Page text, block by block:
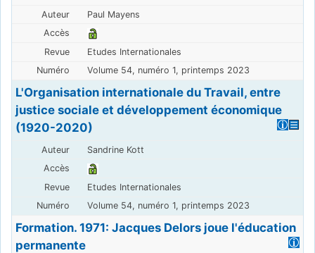
Paul Mayens
Etudes Internationales
Volume 54, numéro 1, printemps 2023
L'Organisation internationale du Travail, entre
justice sociale et développement économique
(1920-2020)
Sandrine Kott
Etudes Internationales
Volume 54, numéro 1, printemps 2023
Formation. 1971: Jacques Delors joue l'éducation
permanente